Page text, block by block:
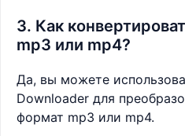
3. Как
mp3 или mp4?
Да, вы можете
Downloader для
формат mp3 или mp4.